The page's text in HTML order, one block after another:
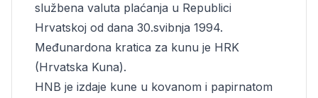
službena valuta plaćanja u Republici
Hrvatskoj od dana 30.svibnja 1994.
Međunardona kratica za kunu je HRK
(Hrvatska Kuna).
HNB je izdaje kune u kovanom i papirnatom